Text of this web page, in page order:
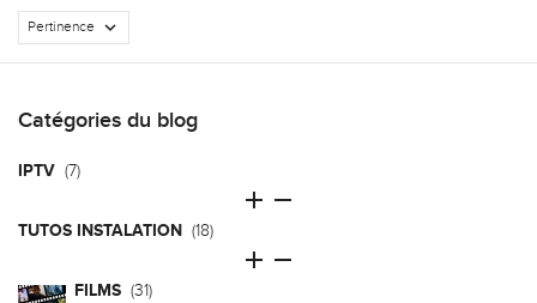
Catégories du blog
IPTV (7)
 
TUTOS INSTALATION (18)
 
FILMS (31)
Pertinence 